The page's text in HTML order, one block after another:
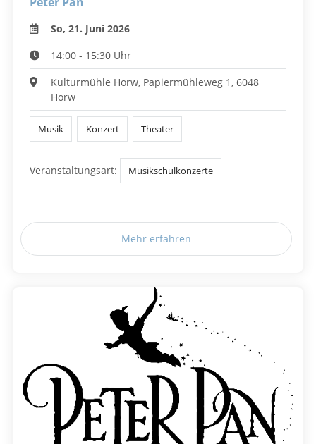
So, 21. Juni 2026
14:00 - 15:30 Uhr
Kulturmühle Horw, Papiermühleweg 1, 6048
Horw
Musik Konzert Theater
Veranstaltungsart: Musikschulkonzerte
Mehr erfahren